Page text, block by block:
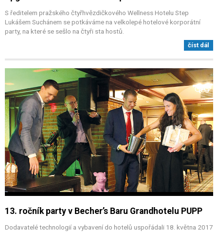
S ředitelem pražského čtyřhvězdičkového Wellness Hotelu Step
Lukášem Suchánem se potkáváme na velkolepé hotelové korporátní
party, na které se sešlo na čtyři sta hostů.
číst dál
13. ročník party v Becher’s Baru Grandhotelu PUPP
Dodavatelé technologií a vybavení do hotelů uspořádali 18. května 2017